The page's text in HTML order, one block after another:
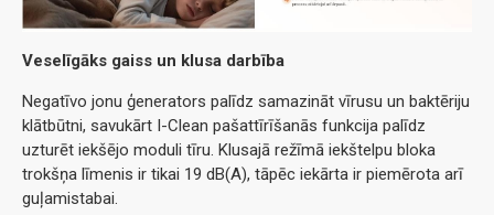
Veselīgāks gaiss un klusa darbība
Negatīvo jonu ģenerators palīdz samazināt vīrusu un baktēriju
klātbūtni, savukārt I-Clean pašattīrīšanās funkcija palīdz
uzturēt iekšējo moduli tīru. Klusajā režīmā iekštelpu bloka
trokšņa līmenis ir tikai 19 dB(A), tāpēc iekārta ir piemērota arī
guļamistabai.